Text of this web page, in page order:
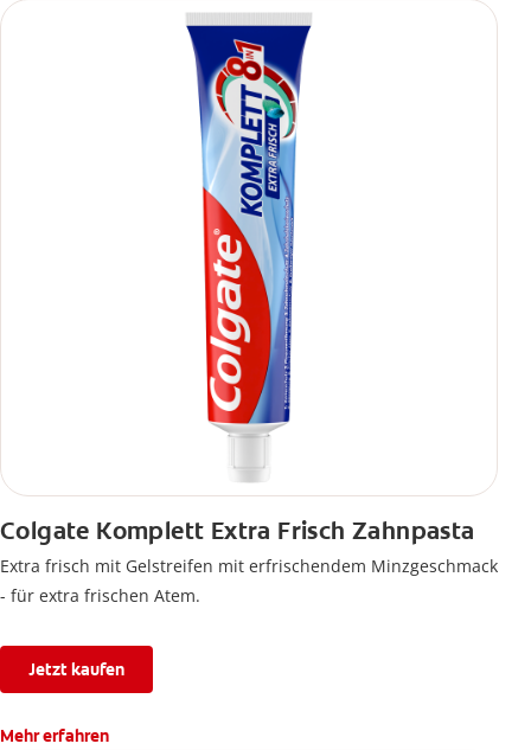
Colgate Komplett Extra Frisch Zahnpasta
Extra frisch mit Gelstreifen mit erfrischendem Minzgeschmack
- für extra frischen Atem.
Jetzt kaufen
Mehr erfahren